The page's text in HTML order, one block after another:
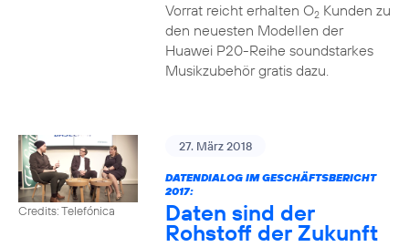
Vorrat reicht erhalten O2Kunden zu
den neuesten Modellen der
Huawei P20-Reihe soundstarkes
Musikzubehör gratis dazu.
Credits: Telefónica
27. März 2018
DATENDIALOG IM GESCHÄFTSBERICHT
2017:
Daten sind der
Rohstoff der Zukunft